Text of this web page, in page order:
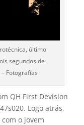
último
segundos de
Fotografias
QH First Devision
Logo atrás,
o jovem